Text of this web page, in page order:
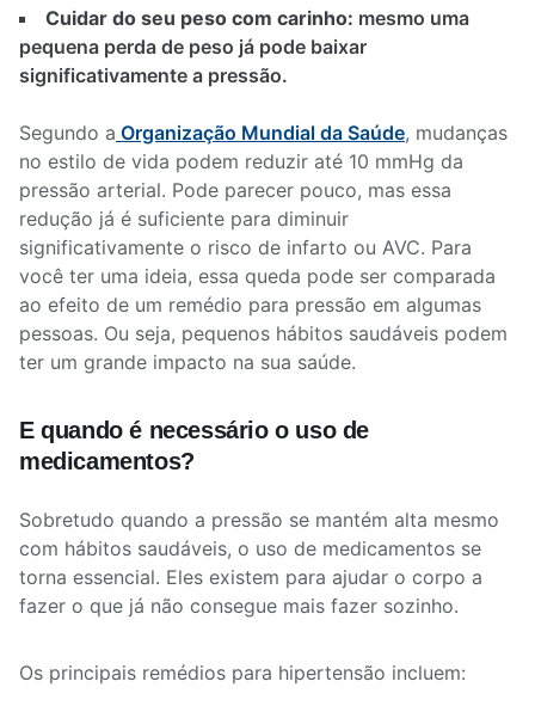
Cuidar do seu peso com carinho: mesmo uma
pequena perda de peso já pode baixar
significativamente a pressão.
Segundo a Organização Mundial da Saúde, mudanças
no estilo de vida podem reduzir até 10 mmHg da
pressão arterial. Pode parecer pouco, mas essa
redução já é suficiente para diminuir
significativamente o risco de infarto ou AVC. Para
você ter uma ideia, essa queda pode ser comparada
ao efeito de um remédio para pressão em algumas
pessoas. Ou seja, pequenos hábitos saudáveis podem
ter um grande impacto na sua saúde.
E quando é necessário o uso de
medicamentos?
Sobretudo quando a pressão se mantém alta mesmo
com hábitos saudáveis, o uso de medicamentos se
torna essencial. Eles existem para ajudar o corpo a
fazer o que já não consegue mais fazer sozinho.
Os principais remédios para hipertensão incluem: